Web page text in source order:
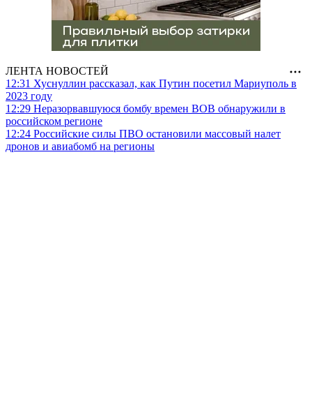
ЛЕНТА НОВОСТЕЙ
12:31 Хуснуллин рассказал, как Путин посетил Мариуполь в
2023 году
12:29 Неразорвавшуюся бомбу времен ВОВ обнаружили в
российском регионе
12:24 Российские силы ПВО остановили массовый налет
дронов и авиабомб на регионы